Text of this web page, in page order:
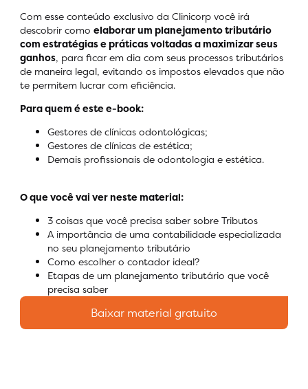
Com esse conteúdo exclusivo da Clinicorp você irá
descobrir como elaborar um planejamento tributário
com estratégias e práticas voltadas a maximizar seus
ganhos, para ficar em dia com seus processos tributários
de maneira legal, evitando os impostos elevados que não
te permitem lucrar com eficiência.
Para quem é este e-book:
Gestores de clínicas odontológicas;
Gestores de clínicas de estética;
Demais profissionais de odontologia e estética.
O que você vai ver neste material:
3 coisas que você precisa saber sobre Tributos
A importância de uma contabilidade especializada
no seu planejamento tributário
Como escolher o contador ideal?
Etapas de um planejamento tributário que você
precisa saber
Baixar material gratuito